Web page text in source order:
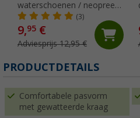
waterschoenen / neopreen
schoenen
(3)
9,95 €
Adviesprijs 12,95 €
PRODUCTDETAILS
Comfortabele pasvorm
met gewatteerde kraag